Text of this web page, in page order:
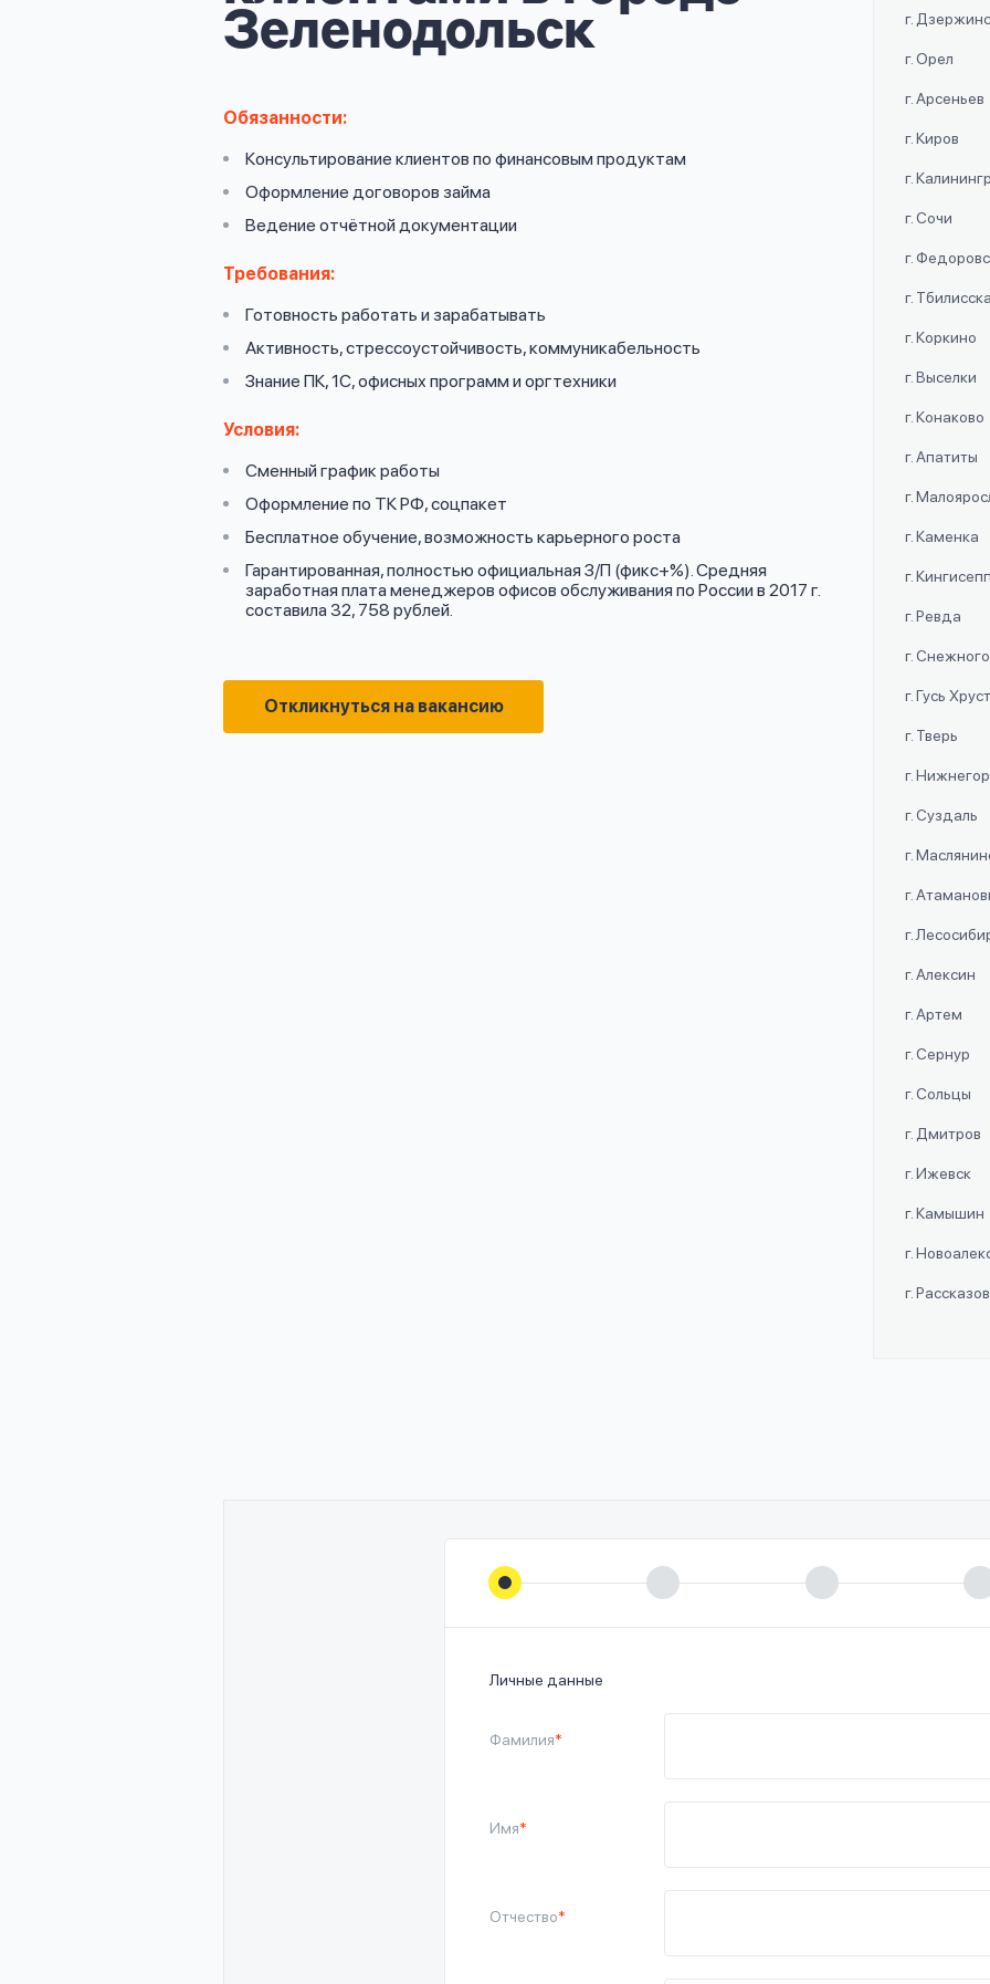
Зеленодольск
Обязанности:
Консультирование клиентов по финансовым продуктам
Оформление договоров займа
Ведение отчётной документации
Требования:
Готовность работать и зарабатывать
Активность, стрессоустойчивость, коммуникабельность
Знание ПК, 1С, офисных программ и оргтехники
Условия:
Сменный график работы
Оформление по ТК РФ, соцпакет
Бесплатное обучение, возможность карьерного роста
Гарантированная, полностью официальная З/П (фикс+%). Средняя
заработная плата менеджеров офисов обслуживания по России в 2017 г.
составила 32, 758 рублей.
Откликнуться на вакансию
г.
г. Орел
г. Арсеньев
г. Киров
г.
г. Сочи
г.
г.
г. Коркино
г. Выселки
г. Конаково
г. Апатиты
г.
г. Каменка
г. Кингисепп
г. Ревда
г.
г. Гусь
г. Тверь
г.
г. Суздаль
г.
г.
г.
г. Алексин
г. Артем
г. Сернур
г. Сольцы
г. Дмитров
г. Ижевск
г. Камышин
г.
г.
Личные данные
Фамилия*
Имя*
Отчество*
Войти под другим номером